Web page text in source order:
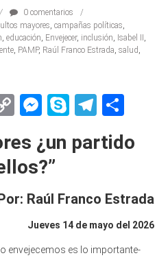
0 comentarios
mayores ,campañas políticas
,educación Envejecer, inclusión Isabel II
PAMP, Raúl Franco Estrada ,salud
CopyMessenger
Skype
¿un partido
Raúl Franco Estrada
Jueves 14 de mayo del 2026
envejecemos es lo importante-